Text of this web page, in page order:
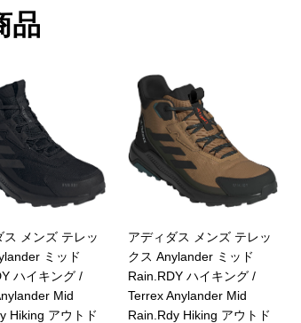
品
ス メンズ テレッ
ミッド
ハイキング /
Mid
Hiking アウトド
アディダス メンズ テレッ
クス Anylander ミッド
Rain.RDY ハイキング /
Terrex Anylander Mid
Rain.Rdy Hiking アウトド